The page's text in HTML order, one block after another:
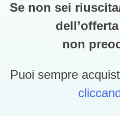
Se non sei
non
Puoi sempre